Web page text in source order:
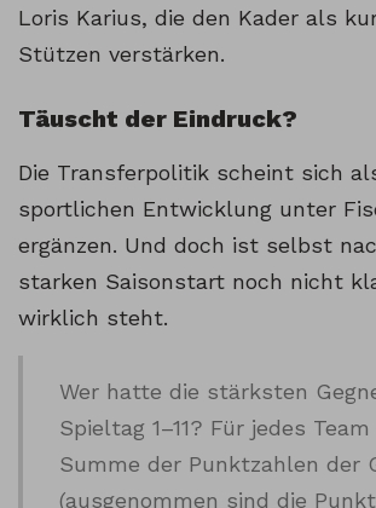
Loris Karius, die den Kader als
Stützen verstärken.
Täuscht der Eindruck?
Die Transferpolitik scheint sich
sportlichen Entwicklung unter
ergänzen. Und doch ist selbst
starken Saisonstart noch nicht
wirklich steht.
Wer hatte die stärksten
Spieltag 1–11? Für jedes
Summe der Punktzahlen der
(ausgenommen sind die